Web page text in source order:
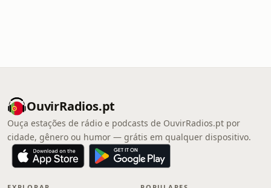
OuvirRadios.pt
Ouça estações de rádio e podcasts de OuvirRadios.pt por
cidade, gênero ou humor — grátis em qualquer dispositivo.